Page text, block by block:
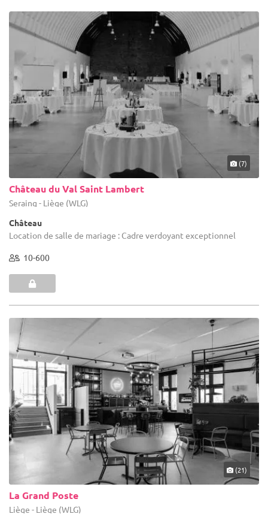
(7)
Château du Val Saint Lambert
Seraing - Liège (WLG)
Château
Location de salle de mariage : Cadre verdoyant exceptionnel
10-600
(21)
La Grand Poste
Liège - Liège (WLG)